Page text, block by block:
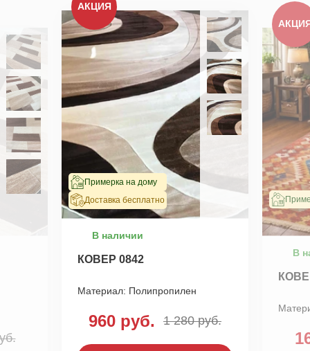
АКЦИЯ
Примерка на дому
Доставка бесплатно
В наличии
КОВЕР 0842
Материал: Полипропилен
960 руб. 1 280 руб.
В